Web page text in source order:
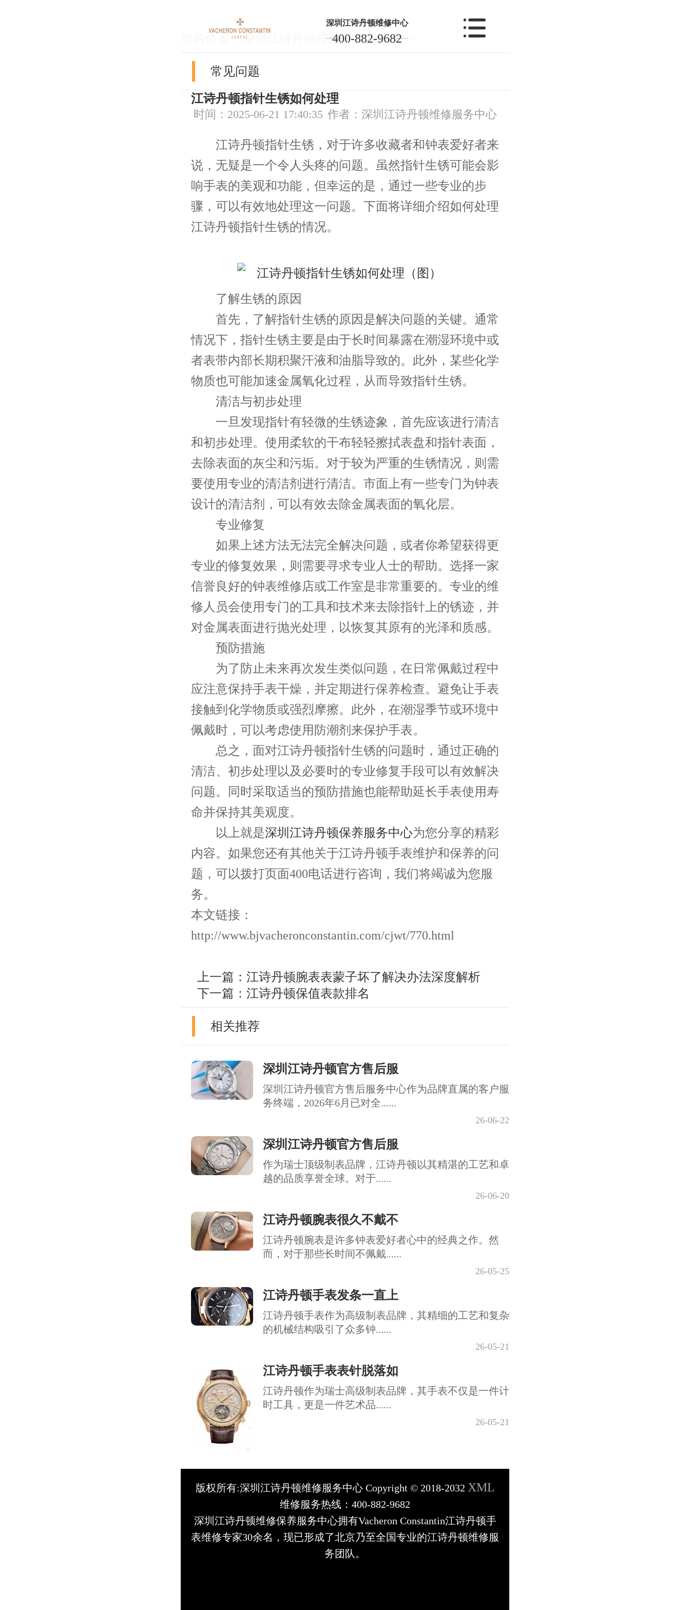
深圳江诗丹顿维修中心
400-882-9682
当前位置：深圳江诗丹顿维修>常见问题>
常见问题
江诗丹顿指针生锈如何处理
时间：2025-06-21 17:40:35 作者：深圳江诗丹顿维修服务中心
江诗丹顿指针生锈，对于许多收藏者和钟表爱好者来
说，无疑是一个令人头疼的问题。虽然指针生锈可能会影
响手表的美观和功能，但幸运的是，通过一些专业的步
骤，可以有效地处理这一问题。下面将详细介绍如何处理
江诗丹顿指针生锈的情况。
了解生锈的原因
首先，了解指针生锈的原因是解决问题的关键。通常
情况下，指针生锈主要是由于长时间暴露在潮湿环境中或
者表带内部长期积聚汗液和油脂导致的。此外，某些化学
物质也可能加速金属氧化过程，从而导致指针生锈。
清洁与初步处理
一旦发现指针有轻微的生锈迹象，首先应该进行清洁
和初步处理。使用柔软的干布轻轻擦拭表盘和指针表面，
去除表面的灰尘和污垢。对于较为严重的生锈情况，则需
要使用专业的清洁剂进行清洁。市面上有一些专门为钟表
设计的清洁剂，可以有效去除金属表面的氧化层。
专业修复
如果上述方法无法完全解决问题，或者你希望获得更
专业的修复效果，则需要寻求专业人士的帮助。选择一家
信誉良好的钟表维修店或工作室是非常重要的。专业的维
修人员会使用专门的工具和技术来去除指针上的锈迹，并
对金属表面进行抛光处理，以恢复其原有的光泽和质感。
预防措施
为了防止未来再次发生类似问题，在日常佩戴过程中
应注意保持手表干燥，并定期进行保养检查。避免让手表
接触到化学物质或强烈摩擦。此外，在潮湿季节或环境中
佩戴时，可以考虑使用防潮剂来保护手表。
总之，面对江诗丹顿指针生锈的问题时，通过正确的
清洁、初步处理以及必要时的专业修复手段可以有效解决
问题。同时采取适当的预防措施也能帮助延长手表使用寿
命并保持其美观度。
以上就是深圳江诗丹顿保养服务中心为您分享的精彩
内容。如果您还有其他关于江诗丹顿手表维护和保养的问
题，可以拨打页面400电话进行咨询，我们将竭诚为您服
务。
本文链接：
http://www.bjvacheronconstantin.com/cjwt/770.html
上一篇： 江诗丹顿腕表表蒙子坏了解决办法深度解析
下一篇： 江诗丹顿保值表款排名
相关推荐
深圳江诗丹顿官方售后服
深圳江诗丹顿官方售后服务中心作为品牌直属的客户服
务终端，2026年6月已对全......
26-06-22
深圳江诗丹顿官方售后服
作为瑞士顶级制表品牌，江诗丹顿以其精湛的工艺和卓
越的品质享誉全球。对于......
26-06-20
江诗丹顿腕表很久不戴不
江诗丹顿腕表是许多钟表爱好者心中的经典之作。然
而，对于那些长时间不佩戴......
26-05-25
江诗丹顿手表发条一直上
江诗丹顿手表作为高级制表品牌，其精细的工艺和复杂
的机械结构吸引了众多钟......
26-05-21
江诗丹顿手表表针脱落如
江诗丹顿作为瑞士高级制表品牌，其手表不仅是一件计
时工具，更是一件艺术品......
26-05-21
版权所有:深圳江诗丹顿维修服务中心 Copyright © 2018-2032 XML
维修服务热线：400-882-9682
深圳江诗丹顿维修保养服务中心拥有Vacheron Constantin江诗丹顿手
表维修专家30余名，现已形成了北京乃至全国专业的江诗丹顿维修服
务团队。